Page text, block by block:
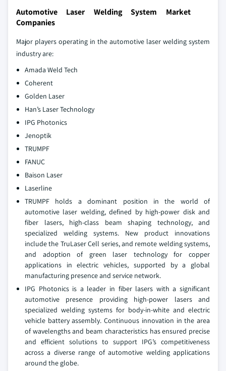
Automotive Laser Welding System Market
Companies
Major players operating in the automotive laser welding system
industry are:
Amada Weld Tech
Coherent
Golden Laser
Han’s Laser Technology
IPG Photonics
Jenoptik
TRUMPF
FANUC
Baison Laser
Laserline
TRUMPF holds a dominant position in the world of
automotive laser welding, defined by high-power disk and
fiber lasers, high-class beam shaping technology, and
specialized welding systems. New product innovations
include the TruLaser Cell series, and remote welding systems,
and adoption of green laser technology for copper
applications in electric vehicles, supported by a global
manufacturing presence and service network.
IPG Photonics is a leader in fiber lasers with a significant
automotive presence providing high-power lasers and
specialized welding systems for body-in-white and electric
vehicle battery assembly. Continuous innovation in the area
of wavelengths and beam characteristics has ensured precise
and efficient solutions to support IPG’s competitiveness
across a diverse range of automotive welding applications
around the globe.